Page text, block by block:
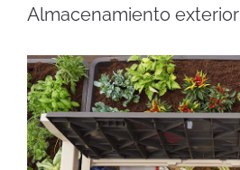
Almacenamiento exterior